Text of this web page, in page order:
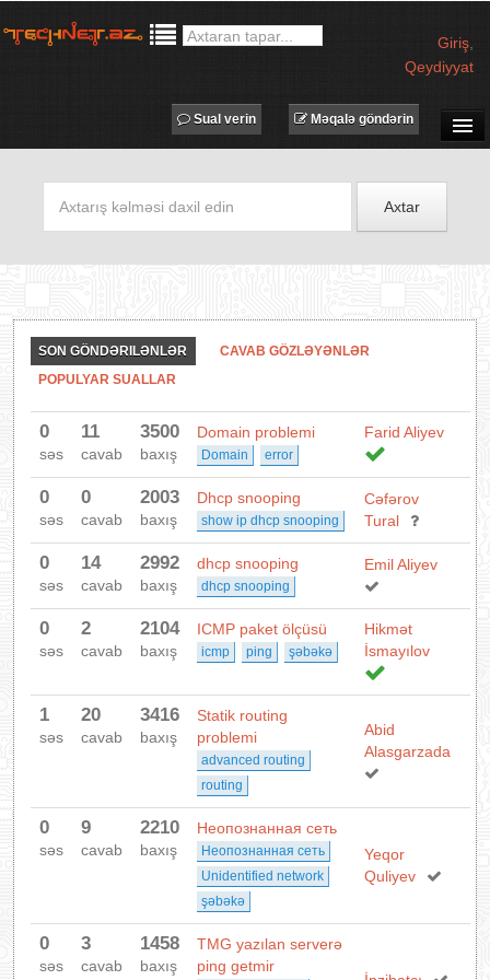
Giriş
Qeydiyyat
MƏQALƏLƏR
İŞ ELANLARI
IT LÜĞƏT
XƏBƏRLƏR
Məqalə göndərin
Sual verin
Axtar
SON GÖNDƏRILƏNLƏR
CAVAB GÖZLƏYƏNLƏR
POPULYAR SUALLAR
0
səs
11
cavab
3500
baxış
Domain problemi
Domain error
Farid Aliyev
0
səs
0
cavab
2003
baxış
Dhcp snooping
show ip dhcp snooping
Cəfərov
Tural
0
səs
14
cavab
2992
baxış
dhcp snooping
dhcp snooping
Emil Aliyev
0
səs
2
cavab
2104
baxış
ICMP paket ölçüsü
icmp ping şəbəkə
Hikmət
İsmayılov
1
səs
20
cavab
3416
baxış
Statik routing
problemi
advanced routing
routing
Abid
Alasgarzada
0
səs
9
cavab
2210
baxış
Неопознанная сеть
Неопознанная сеть
Unidentified network
şəbəkə
Yeqor
Quliyev
0
səs
3
cavab
1458
baxış
TMG yazılan serverə
ping getmir